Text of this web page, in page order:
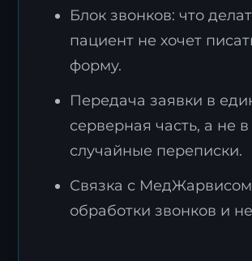
Блок звонков: что
пациент не хочет
форму.
Передача заявки в
серверная часть, а не в
случайные переписки.
Связка с
обработки звонков и